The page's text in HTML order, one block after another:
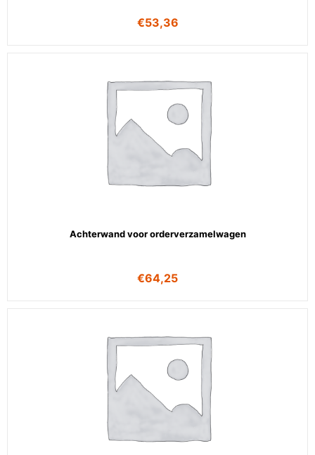
€53,36
Achterwand voor orderverzamelwagen
€64,25